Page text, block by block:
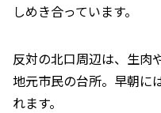
しめき合っています。
反対の北口周辺は、生肉
地元市民の台所。早朝に
れます。